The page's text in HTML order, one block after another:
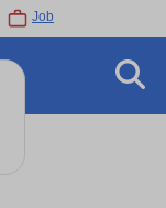
Job